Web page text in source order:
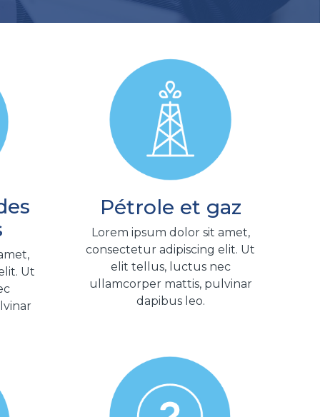
Ut
Pétrole et gaz
Lorem ipsum dolor sit amet,
consectetur adipiscing elit. Ut
elit tellus, luctus nec
ullamcorper mattis, pulvinar
dapibus leo.